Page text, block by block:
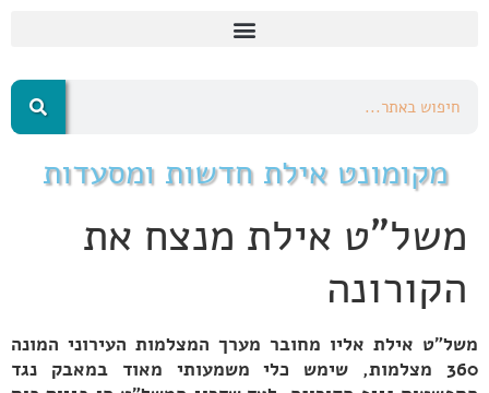
מקומונט אילת חדשות ומסעדות
משל"ט אילת מנצח את
הקורונה
משל"ט אילת אליו מחובר מערך המצלמות העירוני המונה
360 מצלמות, שימש כלי משמעותי מאוד במאבק נגד